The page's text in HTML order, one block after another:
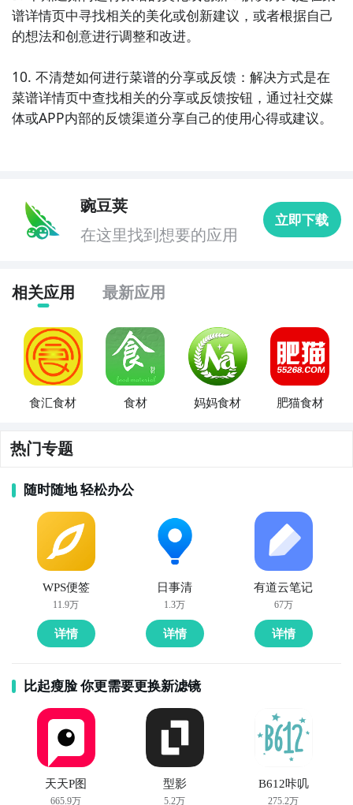
谱详情页中寻找相关的美化或创新建议，或者根据自己
的想法和创意进行调整和改进。
10. 不清楚如何进行菜谱的分享或反馈：解决方式是在
菜谱详情页中查找相关的分享或反馈按钮，通过社交媒
体或APP内部的反馈渠道分享自己的使用心得或建议。
豌豆荚
在这里找到想要的应用
立即下载
相关应用 最新应用
食汇食材 食材 妈妈食材 肥猫食材
热门专题
随时随地 轻松办公
WPS便签
11.9万
详情
日事清
1.3万
详情
有道云笔记
67万
详情
比起瘦脸 你更需要更换新滤镜
天天P图
665.9万
型影
5.2万
B612咔叽
275.2万